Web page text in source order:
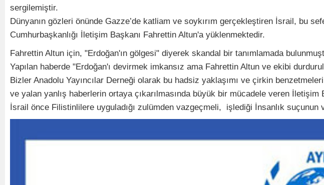
sergilemiştir.
Dünyanın gözleri önünde Gazze’de katliam ve soykırım gerçekleştiren İsrail, bu
Cumhurbaşkanlığı İletişim Başkanı Fahrettin Altun'a yüklenmektedir.
Fahrettin Altun için, "Erdoğan'ın gölgesi" diyerek skandal bir tanımlamada
Yapılan haberde "Erdoğan'ı devirmek imkansız ama Fahrettin Altun ve ekibi
Bizler Anadolu Yayıncılar Derneği olarak bu hadsiz yaklaşımı ve çirkin
ve yalan yanlış haberlerin ortaya çıkarılmasında büyük bir mücadele veren
İsrail önce Filistinlilere uyguladığı zulümden vazgeçmeli, işlediği İnsanlık suçunun